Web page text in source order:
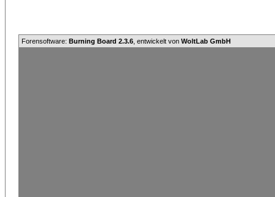
Forensoftware: Burning Board 2.3.6 , entwickelt von WoltLab GmbH